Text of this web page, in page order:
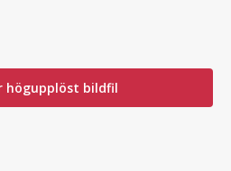
högupplöst bildfil